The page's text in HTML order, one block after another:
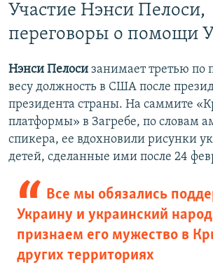
720p 1080p
Участие Нэнси Пелоси,
переговоры о помощи
Нэнси Пелоси занимает третью по
весу должность в США после
президента страны. На саммите
платформы» в Загребе, по словам
спикера, ее вдохновили рисунки
детей, сделанные ими после 24
Все мы обязались
Украину и украинский
признаем его мужество в
других территориях